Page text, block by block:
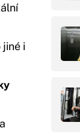
i